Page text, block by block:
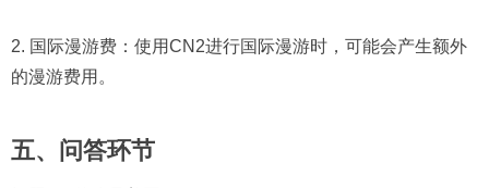
2. 国际漫游费：使用CN2进行国际漫游时，可能会产生额外
的漫游费用。
五、问答环节